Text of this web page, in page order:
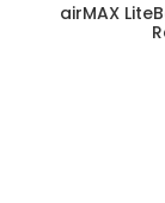
airMAX